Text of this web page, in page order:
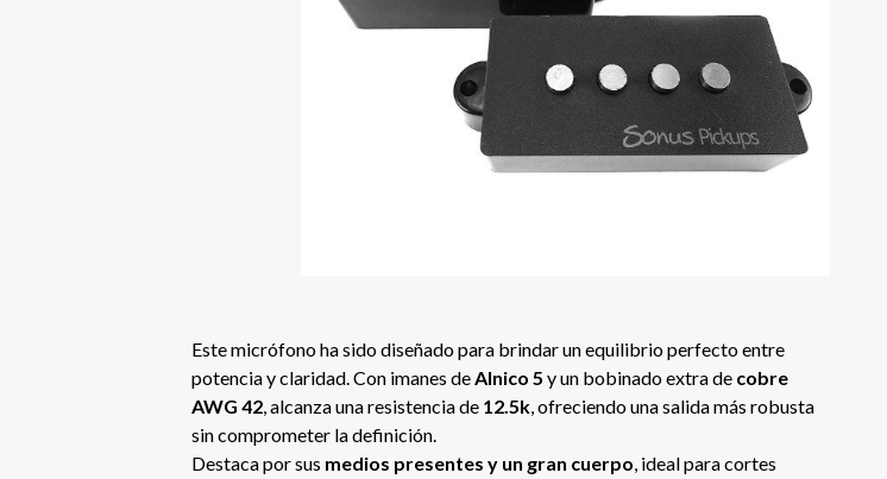
Este micrófono ha sido diseñado para brindar un equilibrio perfecto entre
potencia y claridad. Con imanes deAlnico 5 y un bobinado extra de cobre
AWG 42, alcanza una resistencia de 12.5k, ofreciendo una salida más robusta
sin comprometer la definición.
Destaca por sus medios presentes y un gran cuerpo, ideal para cortes